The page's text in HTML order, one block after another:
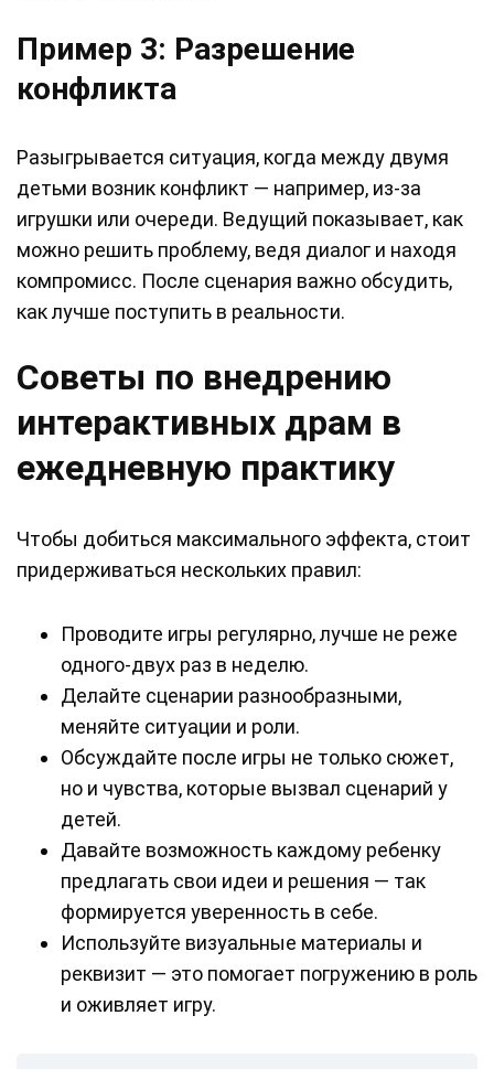
Пример 3: Разрешение
конфликта
Разыгрывается ситуация, когда между двумя
детьми возник конфликт — например, из-за
игрушки или очереди. Ведущий показывает, как
можно решить проблему, ведя диалог и находя
компромисс. После сценария важно обсудить,
как лучше поступить в реальности.
Советы по внедрению
интерактивных драм в
ежедневную практику
Чтобы добиться максимального эффекта, стоит
придерживаться нескольких правил:
Проводите игры регулярно, лучше не реже
одного-двух раз в неделю.
Делайте сценарии разнообразными,
меняйте ситуации и роли.
Обсуждайте после игры не только сюжет,
но и чувства, которые вызвал сценарий у
детей.
Давайте возможность каждому ребенку
предлагать свои идеи и решения — так
формируется уверенность в себе.
Используйте визуальные материалы и
реквизит — это помогает погружению в роль
и оживляет игру.